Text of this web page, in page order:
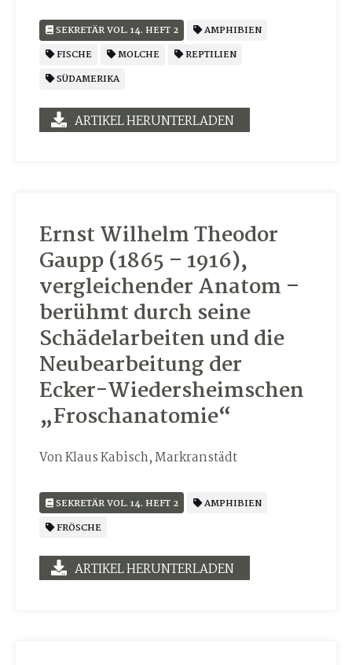
SEKRETÄR VOL. 14. HEFT 2
AMPHIBIEN
FISCHE
MOLCHE
REPTILIEN
SÜDAMERIKA
ARTIKEL HERUNTERLADEN
Ernst Wilhelm Theodor
Gaupp (1865 – 1916),
vergleichender Anatom –
berühmt durch seine
Schädelarbeiten und die
Neubearbeitung der
Ecker-Wiedersheimschen
„Froschanatomie“
Von Klaus Kabisch, Markranstädt
SEKRETÄR VOL. 14. HEFT 2
AMPHIBIEN
FRÖSCHE
ARTIKEL HERUNTERLADEN